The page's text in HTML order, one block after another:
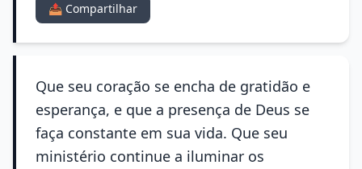
📤 Compartilhar
Que seu coração se encha de gratidão e
esperança, e que a presença de Deus se
faça constante em sua vida. Que seu
ministério continue a iluminar os